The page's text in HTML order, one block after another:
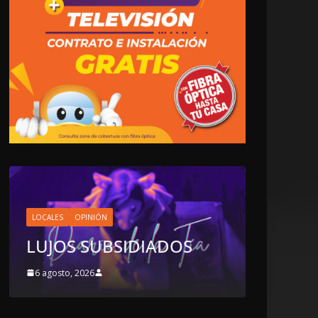
LOCALES OPINIÓN
EN LAS TRIPAS DEL
JAGUAR: 06 DE AGOSTO
DE 2026
6 agosto, 2026